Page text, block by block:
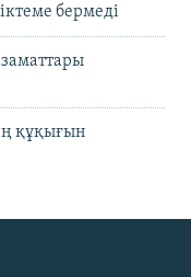
бермеді
құқығын